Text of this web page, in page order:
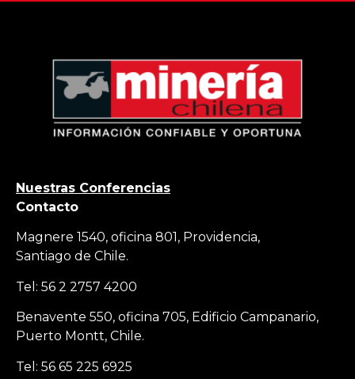
Nuestras Conferencias
Contacto
Magnere 1540, oficina 801, Providencia,
Santiago de Chile.
Tel: 56 2 2757 4200
Benavente 550, oficina 705, Edificio Campanario,
Puerto Montt, Chile.
Tel: 56 65 225 6925